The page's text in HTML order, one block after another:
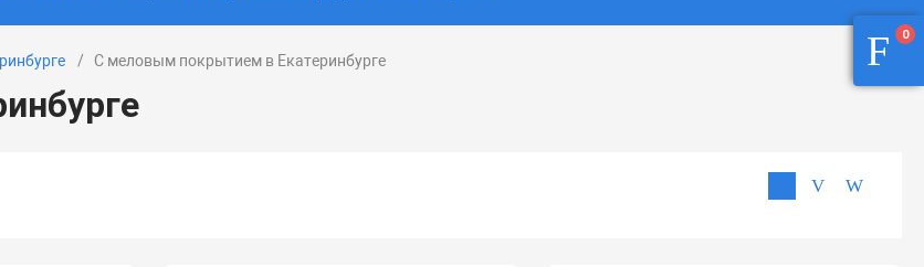
С меловым покрытием в Екатеринбурге
0